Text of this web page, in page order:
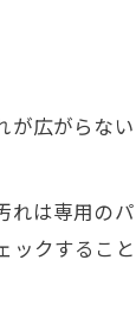
が広がらな
れは専用の
ックするこ